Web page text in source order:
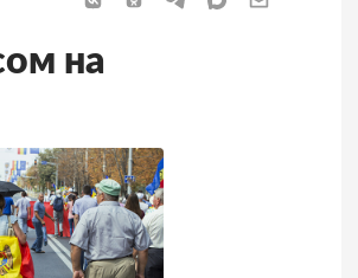
на